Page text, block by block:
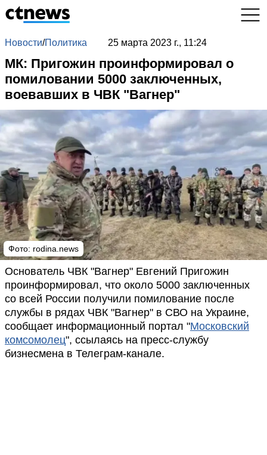
Новости/Политика 25 марта 2023 г., 11:24
МК: Пригожин проинформировал о
помиловании 5000 заключенных,
воевавших в ЧВК "Вагнер"
Фото: rodina.news
Основатель ЧВК "Вагнер" Евгений Пригожин
проинформировал, что около 5000 заключенных
со всей России получили помилование после
службы в рядах ЧВК "Вагнер" в СВО на Украине,
сообщает информационный портал "Московский
комсомолец", ссылаясь на пресс-службу
бизнесмена в Телеграм-канале.